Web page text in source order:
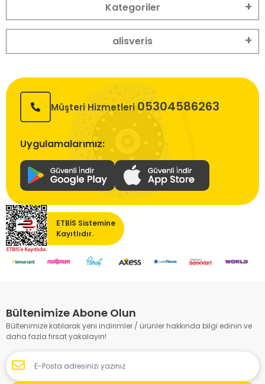
Kategoriler
alisveris
Müşteri Hizmetleri 05304586263
Uygulamalarımız:
ETBİS Sistemine
Kayıtlıdır.
Bültenimize Abone Olun
Bültenimize katılarak yeni indirimler / ürünler hakkında bilgi edinin ve
daha fazla fırsat yakalayın!